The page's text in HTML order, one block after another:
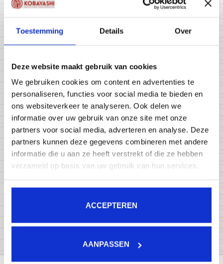
Toestemming Details Over
Deze website maakt gebruik van cookies
We gebruiken cookies om content en advertenties te
personaliseren, functies voor social media te bieden en
ons websiteverkeer te analyseren. Ook delen we
informatie over uw gebruik van onze site met onze
partners voor social media, adverteren en analyse. Deze
partners kunnen deze gegevens combineren met andere
informatie die u aan ze heeft verstrekt of die ze hebben
verzameld op basis van uw gebruik van hun services.
ACCEPTEREN
AANPASSEN
info@kobayashiworkflow.com
Diprail